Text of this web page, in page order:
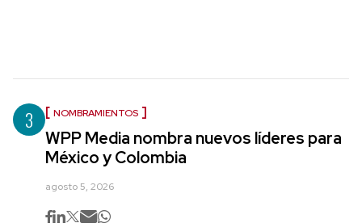
3 NOMBRAMIENTOS
WPP Media nombra nuevos líderes para
México y Colombia
agosto 5, 2026